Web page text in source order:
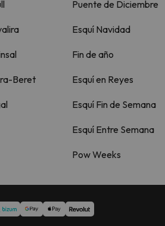
Beret
Puente de Diciembre
Esquí Navidad
Fin de año
Esquí en Reyes
Esquí Fin de Semana
Esquí Entre Semana
Pow Weeks